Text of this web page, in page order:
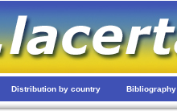
Distribution by country Bibliography